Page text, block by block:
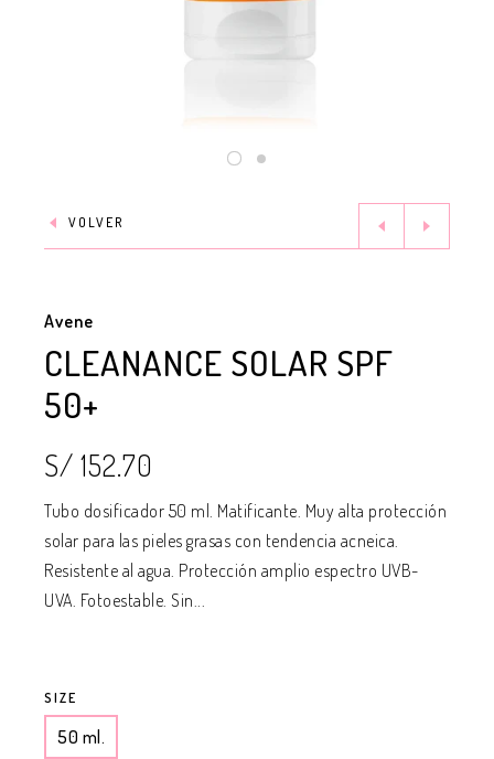
VOLVER
Avene
CLEANANCE SOLAR SPF
50+
S/ 152.70
Tubo dosificador 50 ml. Matificante. Muy alta protección
solar para las pieles grasas con tendencia acneica.
Resistente al agua. Protección amplio espectro UVB-
UVA. Fotoestable. Sin...
SIZE
50 ml.